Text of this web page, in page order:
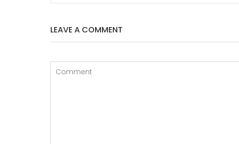
LEAVE A COMMENT